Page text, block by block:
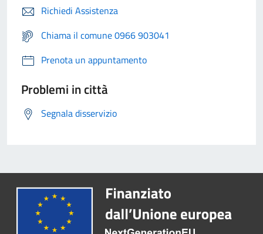
Richiedi Assistenza
Chiama il comune 0966 903041
Prenota un appuntamento
Problemi in città
Segnala disservizio